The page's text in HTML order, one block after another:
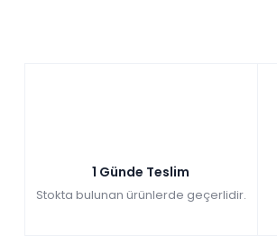
1 Günde Teslim
Stokta bulunan ürünlerde geçerlidir.